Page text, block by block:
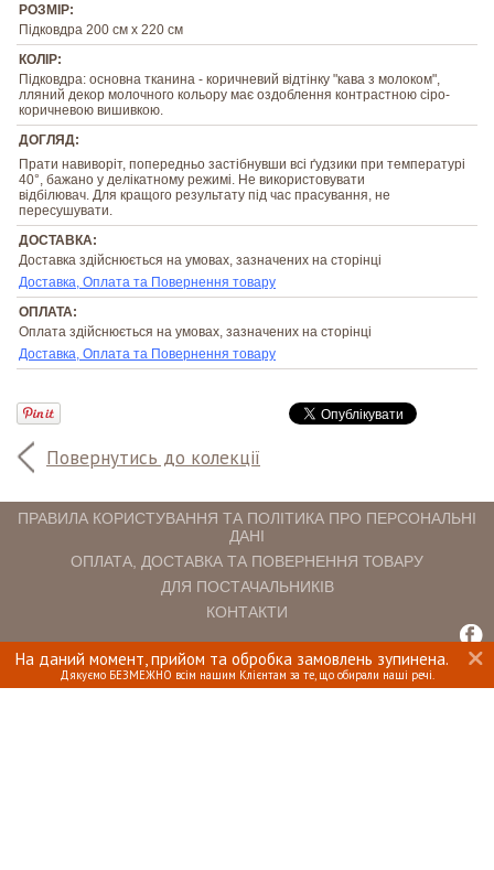
На даний момент, прийом та обробка замовлень зупинена.
Дякуємо БЕЗМЕЖНО всім нашим Клієнтам за те, що обирали наші речі.
Повернутись до колекції
РОЗМІР:
Підковдра 200 см х 220 см
КОЛІР:
Підковдра: основна тканина - коричневий відтінку "кава з молоком",
лляний декор молочного кольору має оздоблення контрастною сіро-
коричневою вишивкою.
ДОГЛЯД:
Прати навиворіт, попередньо застібнувши всі ґудзики при температурі
40°, бажано у делікатному режимі. Не використовувати
відбілювач. Для кращого результату під час прасування, не
пересушувати.
ДОСТАВКА:
Доставка здійснюється на умовах, зазначених на сторінці
Доставка, Оплата та Повернення товару
ОПЛАТА:
Оплата здійснюється на умовах, зазначених на сторінці
Доставка, Оплата та Повернення товару
ПРАВИЛА КОРИСТУВАННЯ ТА ПОЛІТИКА ПРО ПЕРСОНАЛЬНІ
ДАНІ
ОПЛАТА, ДОСТАВКА ТА ПОВЕРНЕННЯ ТОВАРУ
ДЛЯ ПОСТАЧАЛЬНИКІВ
КОНТАКТИ
INTERIOMANIA © 2018. ВСІ ПРАВА ЗАХИЩЕНІ.